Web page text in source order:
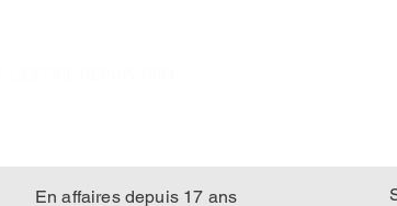
En affaires depuis 17 ans